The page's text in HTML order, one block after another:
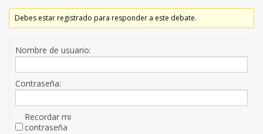
Debes estar registrado para responder a este debate.
Nombre de usuario:
Contraseña:
Recordar mi
contraseña